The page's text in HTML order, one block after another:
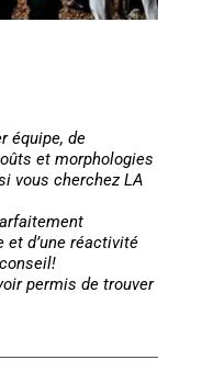
équipe, de
et morphologies
vous cherchez LA
et d’une réactivité
permis de trouver